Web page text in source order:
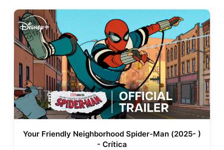
Your Friendly Neighborhood Spider-Man (2025- )
- Crítica